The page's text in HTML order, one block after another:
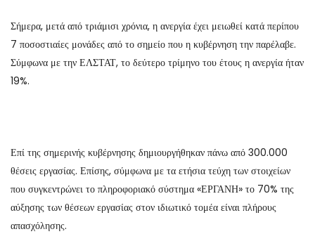
Σήμερα, μετά από τριάμισι χρόνια, η ανεργία έχει μειωθεί κατά περίπου
7 ποσοστιαίες μονάδες από το σημείο που η κυβέρνηση την παρέλαβε.
Σύμφωνα με την ΕΛΣΤΑΤ, το δεύτερο τρίμηνο του έτους η ανεργία ήταν
19%.
Επί της σημερινής κυβέρνησης δημιουργήθηκαν πάνω από 300.000
θέσεις εργασίας. Επίσης, σύμφωνα με τα ετήσια τεύχη των στοιχείων
που συγκεντρώνει το πληροφοριακό σύστημα «ΕΡΓΑΝΗ» το 70% της
αύξησης των θέσεων εργασίας στον ιδιωτικό τομέα είναι πλήρους
απασχόλησης.